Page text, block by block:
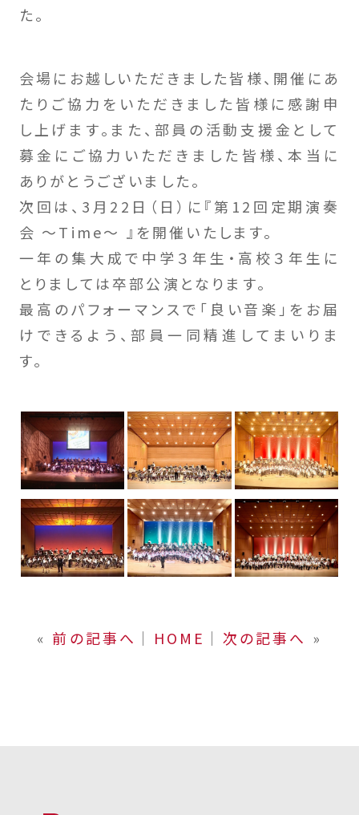
た。
会場にお越しいただきました皆様、開催にあ
たりご協力をいただきました皆様に感謝申
し上げます。また、部員の活動支援金として
募金にご協力いただきました皆様、本当に
ありがとうございました。
次回は、3月22日（日）に『第12回定期演奏
会 ～Time～ 』を開催いたします。
一年の集大成で中学３年生・高校３年生に
とりましては卒部公演となります。
最高のパフォーマンスで「良い音楽」をお届
けできるよう、部員一同精進してまいりま
す。
« 前の記事へ │ HOME │ 次の記事へ »